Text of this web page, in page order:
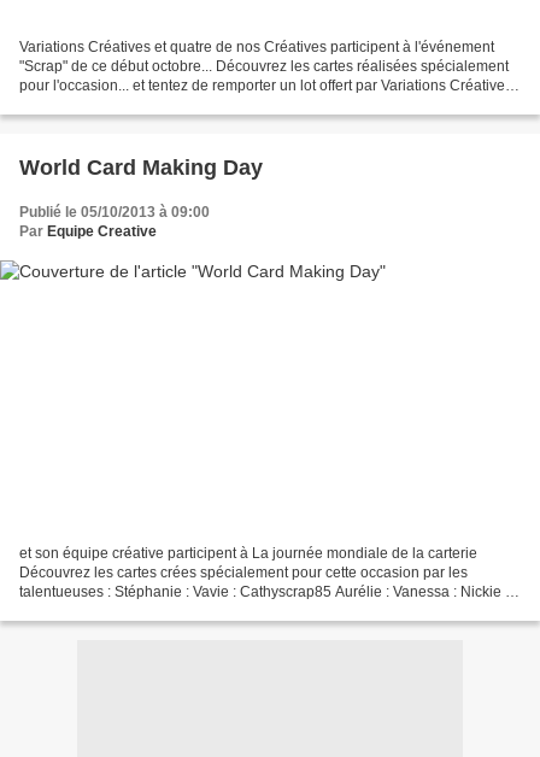
Variations Créatives et quatre de nos Créatives participent à l'événement
"Scrap" de ce début octobre... Découvrez les cartes réalisées spécialement
pour l'occasion... et tentez de remporter un lot offert par Variations Créatives
World Card Making Day
Publié le 05/10/2013 à 09:00
Par Equipe Creative
et son équipe créative participent à La journée mondiale de la carterie
Découvrez les cartes crées spécialement pour cette occasion par les
talentueuses : Stéphanie : Vavie : Cathyscrap85 Aurélie : Vanessa : Nickie :